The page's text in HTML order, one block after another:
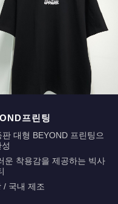
프린팅
대형 BEYOND 프린팅으
운 착용감을 제공하는 빅사
/ 국내 제조